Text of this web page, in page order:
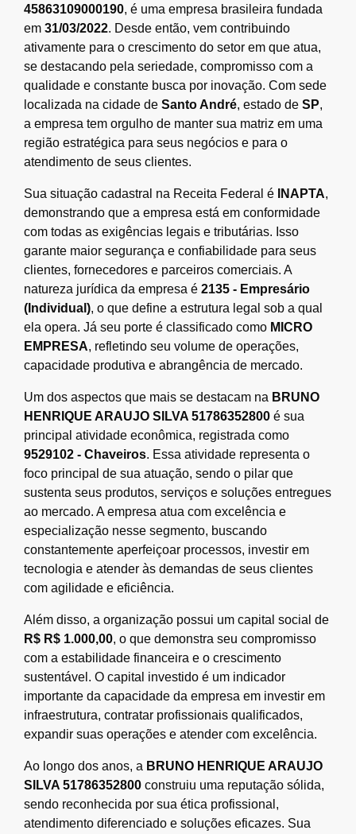
45863109000190, é uma empresa brasileira fundada
em 31/03/2022. Desde então, vem contribuindo
ativamente para o crescimento do setor em que atua,
se destacando pela seriedade, compromisso com a
qualidade e constante busca por inovação. Com sede
localizada na cidade de Santo André, estado de SP,
a empresa tem orgulho de manter sua matriz em uma
região estratégica para seus negócios e para o
atendimento de seus clientes.
Sua situação cadastral na Receita Federal é INAPTA,
demonstrando que a empresa está em conformidade
com todas as exigências legais e tributárias. Isso
garante maior segurança e confiabilidade para seus
clientes, fornecedores e parceiros comerciais. A
natureza jurídica da empresa é 2135 - Empresário
(Individual), o que define a estrutura legal sob a qual
ela opera. Já seu porte é classificado como MICRO
EMPRESA, refletindo seu volume de operações,
capacidade produtiva e abrangência de mercado.
Um dos aspectos que mais se destacam na BRUNO
HENRIQUE ARAUJO SILVA 51786352800 é sua
principal atividade econômica, registrada como
9529102 - Chaveiros. Essa atividade representa o
foco principal de sua atuação, sendo o pilar que
sustenta seus produtos, serviços e soluções entregues
ao mercado. A empresa atua com excelência e
especialização nesse segmento, buscando
constantemente aperfeiçoar processos, investir em
tecnologia e atender às demandas de seus clientes
com agilidade e eficiência.
Além disso, a organização possui um capital social de
R$ R$ 1.000,00, o que demonstra seu compromisso
com a estabilidade financeira e o crescimento
sustentável. O capital investido é um indicador
importante da capacidade da empresa em investir em
infraestrutura, contratar profissionais qualificados,
expandir suas operações e atender com excelência.
Ao longo dos anos, a BRUNO HENRIQUE ARAUJO
SILVA 51786352800 construiu uma reputação sólida,
sendo reconhecida por sua ética profissional,
atendimento diferenciado e soluções eficazes. Sua